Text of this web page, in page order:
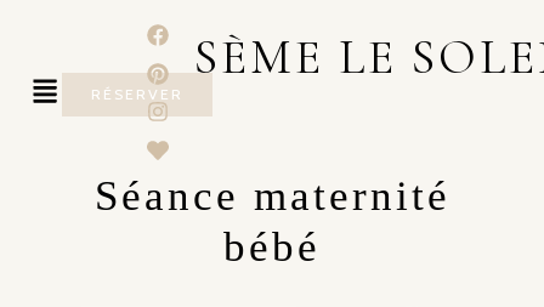
SÈME LE
RÉSERVER
Séance maternité
bébé